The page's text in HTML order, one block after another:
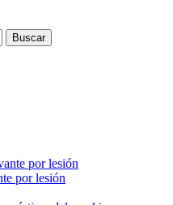
por lesión